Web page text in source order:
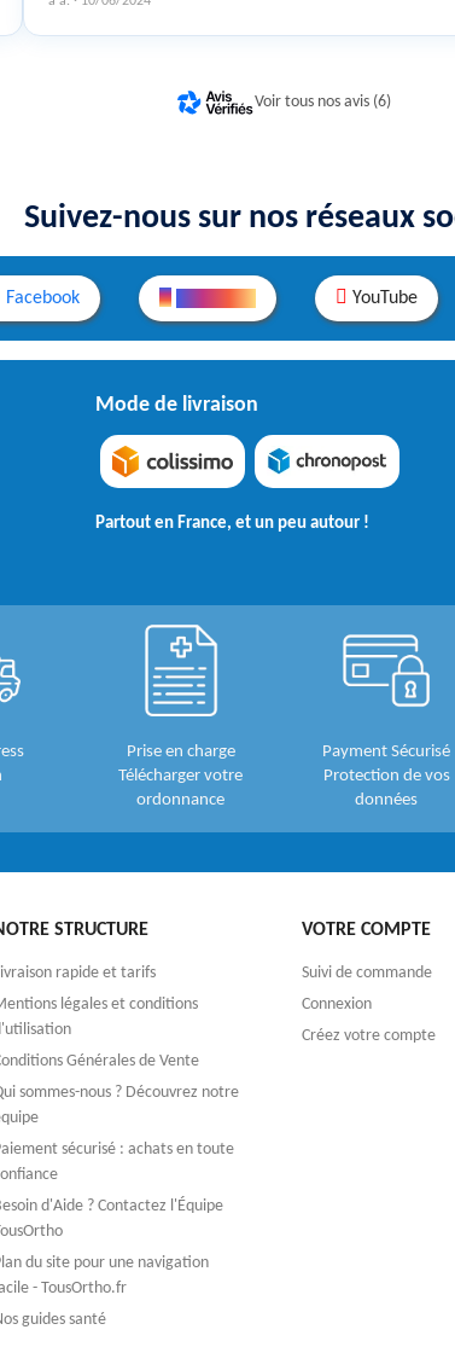
Voir tous nos avis (6)
Suivez-nous sur nos réseaux
Facebook YouTube
Mode de livraison
Partout en France, et un peu autour !
Prise en charge
Télécharger votre
ordonnance
Payment Sécurisé
Protection de vos
données
STRUCTURE
rapide et tarifs
légales et conditions
Générales de Vente
sommes-nous ? Découvrez notre
sécurisé : achats en toute
d'Aide ? Contactez l'Équipe
du site pour une navigation
- TousOrtho.fr
guides santé
VOTRE COMPTE
Suivi de commande
Connexion
Créez votre compte